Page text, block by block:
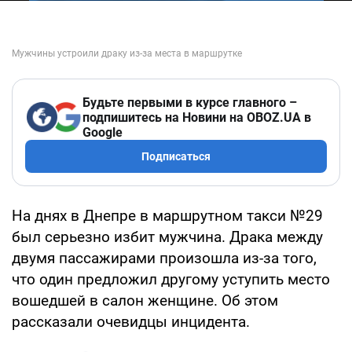
Будьте первыми в курсе главного –
подпишитесь на Новини на OBOZ.UA в
Google
Подписаться
На днях в Днепре в маршрутном такси №29
был серьезно избит мужчина. Драка между
двумя пассажирами произошла из-за того,
что один предложил другому уступить место
вошедшей в салон женщине. Об этом
рассказали очевидцы инцидента.